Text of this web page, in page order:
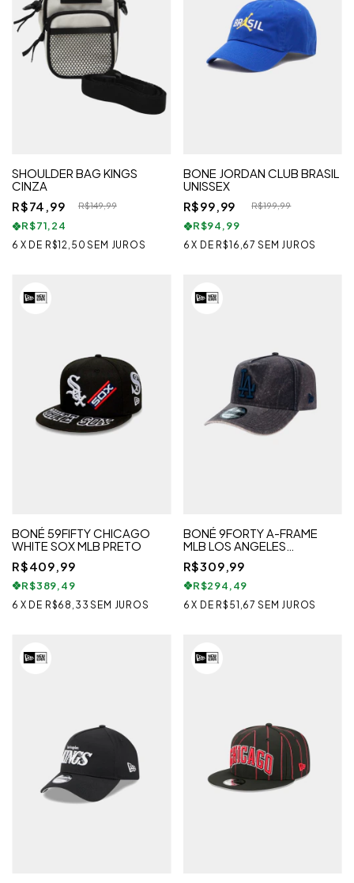
SHOULDER BAG KINGS
CINZA
R$74,99
R$149,99
R$71,24
6 X DE R$12,50 SEM JUROS
BONE JORDAN CLUB BRASIL
UNISSEX
R$99,99
R$199,99
R$94,99
6 X DE R$16,67 SEM JUROS
BONÉ 59FIFTY CHICAGO
WHITE SOX MLB PRETO
R$409,99
R$389,49
6 X DE R$68,33 SEM JUROS
BONÉ 9FORTY A-FRAME
MLB LOS ANGELES
DODGERS CORE
R$309,99
R$294,49
6 X DE R$51,67 SEM JUROS